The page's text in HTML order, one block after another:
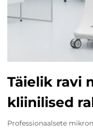
Täielik ravi
kliinilised
Professionaalsete